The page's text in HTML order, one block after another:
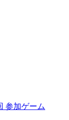
参加ゲーム